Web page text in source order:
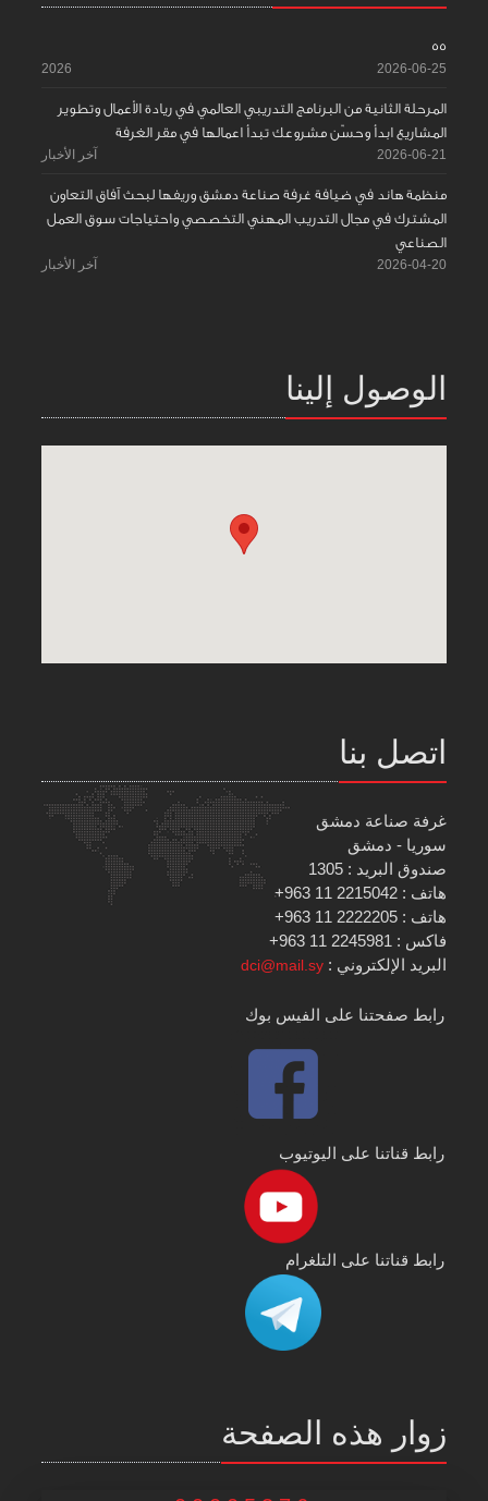
55
2026-06-25
2026
المرحلة الثانية من البرنامج التدريبي العالمي في ريادة الأعمال وتطوير
المشاريع ابدأ وحسّن مشروعك تبدأ اعمالها في مقر الغرفة
2026-06-21 آخر الأخبار
منظمة هاند في ضيافة غرفة صناعة دمشق وريفها لبحث آفاق التعاون
المشترك في مجال التدريب المهني التخصصي واحتياجات سوق العمل
الصناعي
2026-04-20 آخر الأخبار
الوصول إلينا
اتصل بنا
غرفة صناعة دمشق
سوريا - دمشق
صندوق البريد : 1305
هاتف : 2215042 11 963+
هاتف : 2222205 11 963+
فاكس : 2245981 11 963+
البريد الإلكتروني :dci@mail.sy
رابط صفحتنا على الفيس بوك
رابط قناتنا على اليوتيوب
رابط قناتنا على التلغرام
زوار هذه الصفحة